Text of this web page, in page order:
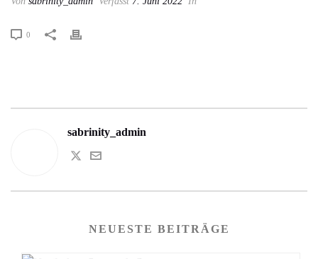
0
sabrinity_admin
NEUESTE BEITRÄGE